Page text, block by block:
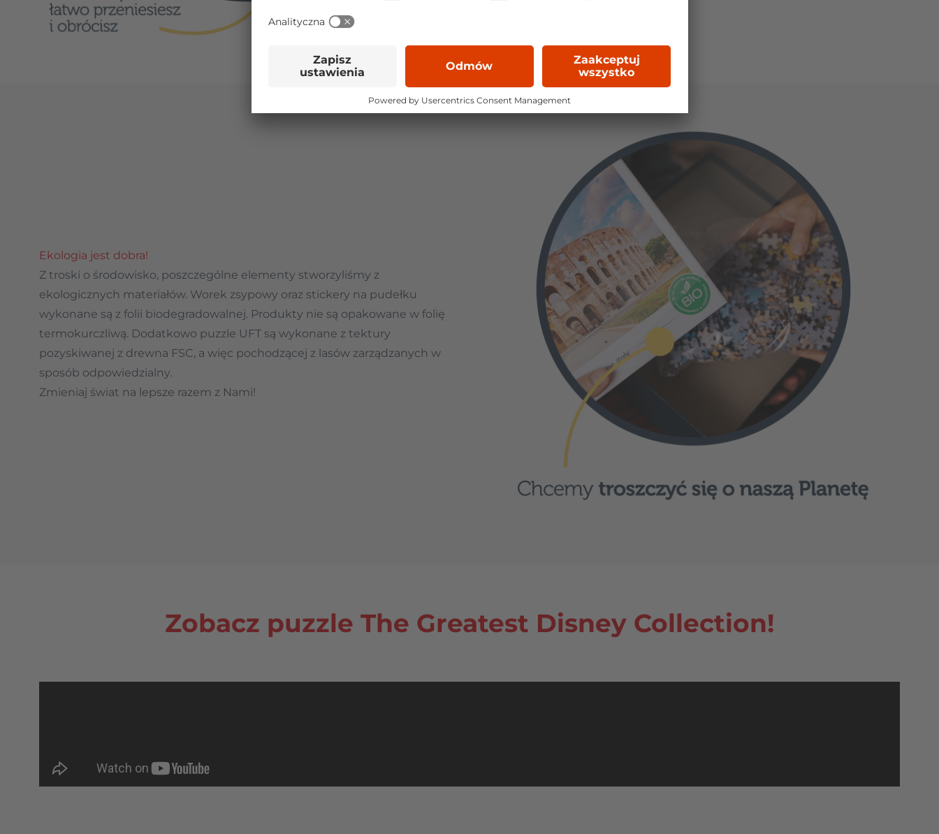
Ekologia jest dobra!
Z troski o środowisko, poszczególne elementy stworzyliśmy z
ekologicznych materiałów. Worek zsypowy oraz stickery na pudełku
wykonane są z folii biodegradowalnej. Produkty nie są opakowane w folię
termokurczliwą. Dodatkowo puzzle UFT są wykonane z tektury
pozyskiwanej z drewna FSC, a więc pochodzącej z lasów zarządzanych w
sposób odpowiedzialny.
Zmieniaj świat na lepsze razem z Nami!
Zobacz puzzle The Greatest Disney Collection!